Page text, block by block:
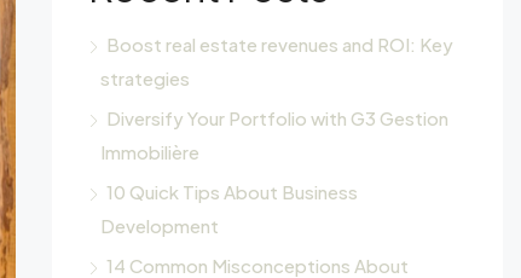
Boost real estate revenues and ROI: Key
strategies
Diversify Your Portfolio with G3 Gestion
Immobilière
10 Quick Tips About Business
Development
14 Common Misconceptions About